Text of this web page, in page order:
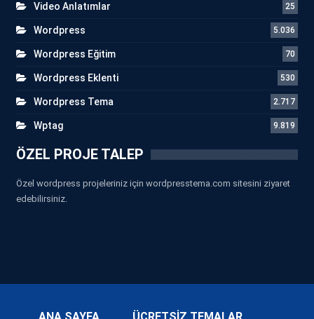
Video Anlatımlar 25
Wordpress 5.036
Wordpress Eğitim 70
Wordpress Eklenti 530
Wordpress Tema 2.717
Wptag 9.819
ÖZEL PROJE TALEP
Özel wordpress projeleriniz için wordpresstema.com sitesini ziyaret
edebilirsiniz.